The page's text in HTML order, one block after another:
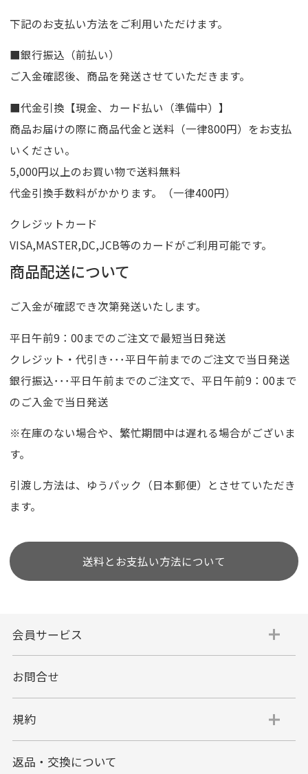
下記のお支払い方法をご利用いただけます。
■銀行振込（前払い）
ご入金確認後、商品を発送させていただきます。
■代金引換【現金、カード払い（準備中）】
商品お届けの際に商品代金と送料（一律800円）をお支払
いください。
5,000円以上のお買い物で送料無料
代金引換手数料がかかります。（一律400円）
クレジットカード
VISA,MASTER,DC,JCB等のカードがご利用可能です。
商品配送について
ご入金が確認でき次第発送いたします。
平日午前9：00までのご注文で最短当日発送
クレジット・代引き･･･平日午前までのご注文で当日発送
銀行振込･･･平日午前までのご注文で、平日午前9：00まで
のご入金で当日発送
※在庫のない場合や、繁忙期間中は遅れる場合がございま
す。
引渡し方法は、ゆうパック（日本郵便）とさせていただき
ます。
送料とお支払い方法について
会員サービス
お問合せ
規約
返品・交換について